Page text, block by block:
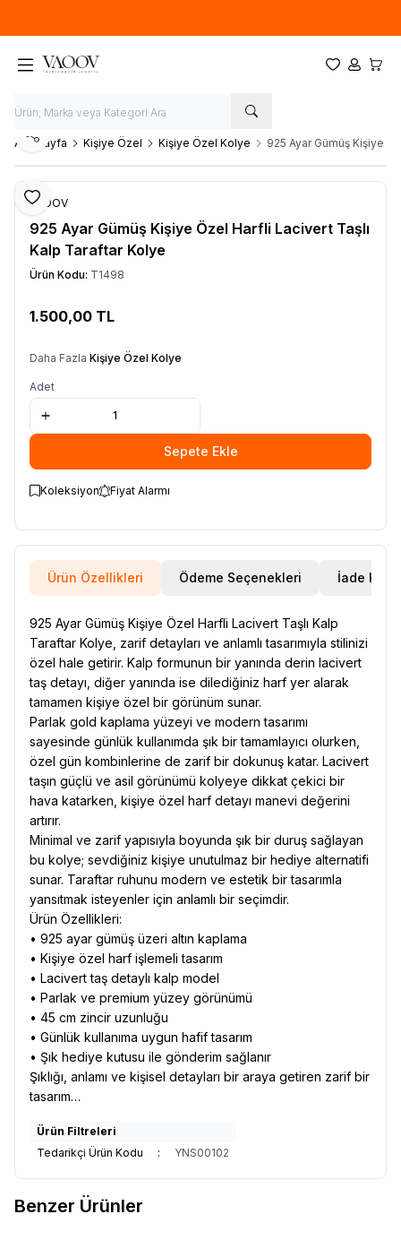
Favorilerim
Hesabım
Ana Sayfa Kişiye Özel Kişiye Özel Kolye 925 Ayar Gümüş Kişiye
Favoriye Ekle
Paylaş
VAOOV
925 Ayar Gümüş Kişiye Özel Harfli Lacivert Taşlı
Kalp Taraftar Kolye
Ürün Kodu: T1498
1.500,00 TL
Daha Fazla Kişiye Özel Kolye
Adet
Sepete Ekle
Koleksiyon Fiyat Alarmı
Ürün Özellikleri Ödeme Seçenekleri İade
925 Ayar Gümüş Kişiye Özel Harfli Lacivert Taşlı Kalp
Taraftar Kolye, zarif detayları ve anlamlı tasarımıyla stilinizi
özel hale getirir. Kalp formunun bir yanında derin lacivert
taş detayı, diğer yanında ise dilediğiniz harf yer alarak
tamamen kişiye özel bir görünüm sunar.
Parlak gold kaplama yüzeyi ve modern tasarımı
sayesinde günlük kullanımda şık bir tamamlayıcı olurken,
özel gün kombinlerine de zarif bir dokunuş katar. Lacivert
taşın güçlü ve asil görünümü kolyeye dikkat çekici bir
hava katarken, kişiye özel harf detayı manevi değerini
artırır.
Minimal ve zarif yapısıyla boyunda şık bir duruş sağlayan
bu kolye; sevdiğiniz kişiye unutulmaz bir hediye alternatifi
sunar. Taraftar ruhunu modern ve estetik bir tasarımla
yansıtmak isteyenler için anlamlı bir seçimdir.
Ürün Özellikleri:
• 925 ayar gümüş üzeri altın kaplama
• Kişiye özel harf işlemeli tasarım
• Lacivert taş detaylı kalp model
• Parlak ve premium yüzey görünümü
• 45 cm zincir uzunluğu
• Günlük kullanıma uygun hafif tasarım
• Şık hediye kutusu ile gönderim sağlanır
Şıklığı, anlamı ve kişisel detayları bir araya getiren zarif bir
tasarım…
Ürün Filtreleri
Tedarikçi Ürün Kodu
: YNS00102
Benzer Ürünler